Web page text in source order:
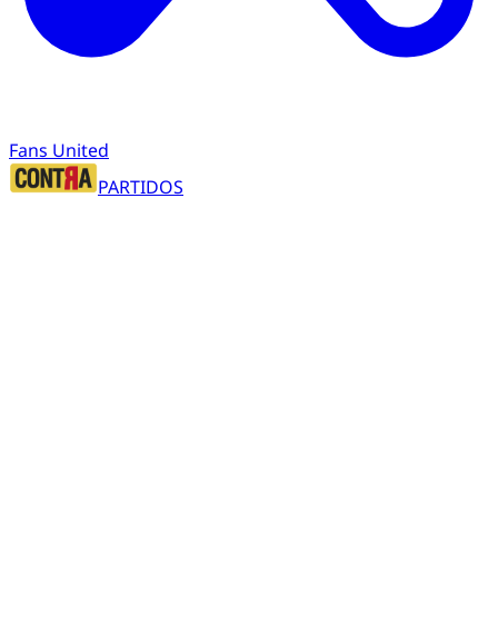
Fans United
PARTIDOS